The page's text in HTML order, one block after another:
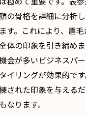
の骨格を詳細に分析
す。これにより、眉
体の印象を引き締め
会が多いビジネスパ
イリングが効果的で
された印象を与える
なります。